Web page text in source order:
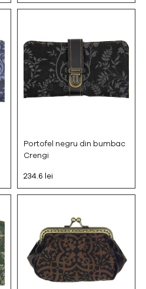
Portofel negru din bumbac
Crengi
234.6 lei